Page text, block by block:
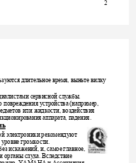
2
длительное время, выньте вилку
сервисной службы.
повреждения устройства (например,
или жидкости, воздействия
аппарата, падения.
электроники рекомендуют
уровне громкости.
искажений, и, самое главное,
органы слуха. Вследствие